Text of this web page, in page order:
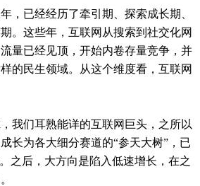
，已经经历了牵引期、探索成长期、
。这些年，互联网从搜索到社交化网
量已经见顶，开始内卷存量竞争，并
的民生领域。从这个维度看，互联网
我们耳熟能详的互联网巨头，之所以
长为各大细分赛道的“参天大树”，已
之后，大方向是陷入低速增长，在之